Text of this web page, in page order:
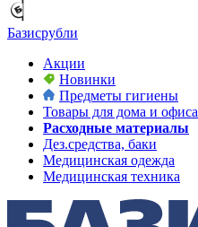
Базисрубли
Акции
Новинки
Предметы гигиены
Товары для дома и офиса
Расходные материалы
Дез.средства, баки
Медицинская одежда
Медицинская техника